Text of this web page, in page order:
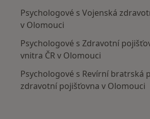
Psychologové s Vojenská
v Olomouci
Psychologové s Zdravotní
vnitra ČR v Olomouci
Psychologové s Revírní bratrská
zdravotní pojišťovna v Olomouci